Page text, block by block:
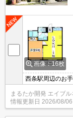
画像：16枚
西条駅周辺のお
東広島市西条
島市内周辺の物
６４１ エイブル
さい
まるたか開発 エイブ
情報更新日 2026/08/06